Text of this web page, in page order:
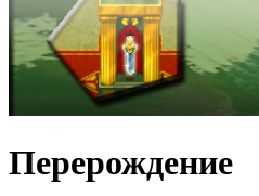
Перерождение